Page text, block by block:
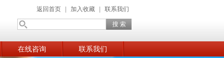
返回首页 加入收藏 联系我们
在线咨询 联系我们